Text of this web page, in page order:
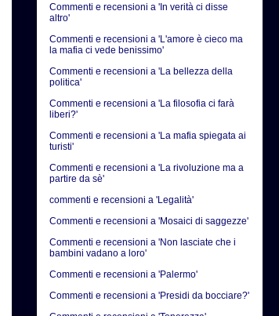
Commenti e recensioni a 'In verità ci disse
altro'
Commenti e recensioni a 'L'amore è cieco ma
la mafia ci vede benissimo'
Commenti e recensioni a 'La bellezza della
politica'
Commenti e recensioni a 'La filosofia ci farà
liberi?'
Commenti e recensioni a 'La mafia spiegata ai
turisti'
Commenti e recensioni a 'La rivoluzione ma a
partire da sè'
commenti e recensioni a 'Legalità'
Commenti e recensioni a 'Mosaici di saggezze'
Commenti e recensioni a 'Non lasciate che i
bambini vadano a loro'
Commenti e recensioni a 'Palermo'
Commenti e recensioni a 'Presidi da bocciare?'